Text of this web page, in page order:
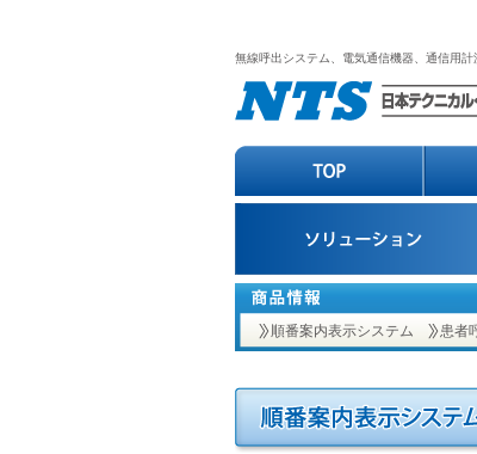
無線呼出システム、電気通信機器、通
順番案内表示システム 患者